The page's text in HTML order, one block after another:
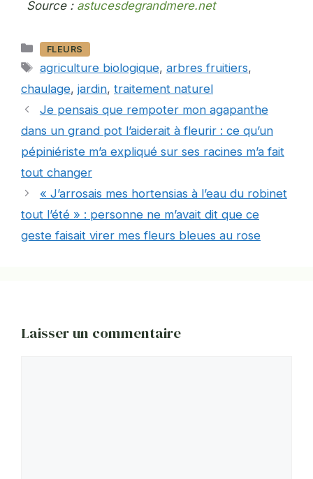
Source : astucesdegrandmere.net
Catégories
FLEURS
Étiquettes
agriculture biologique, arbres fruitiers,
chaulage, jardin, traitement naturel
Je pensais que rempoter mon agapanthe
dans un grand pot l’aiderait à fleurir : ce qu’un
pépiniériste m’a expliqué sur ses racines m’a fait
tout changer
« J’arrosais mes hortensias à l’eau du robinet
tout l’été » : personne ne m’avait dit que ce
geste faisait virer mes fleurs bleues au rose
Laisser un commentaire